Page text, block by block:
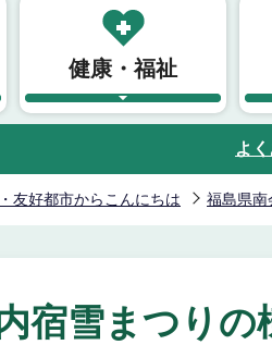
健康・福祉
よ
友好都市からこんにちは 福島県南
宿雪まつりの